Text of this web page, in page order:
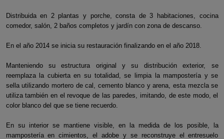
Distribuida en 2 plantas y porche, consta de 3 habitaciones, cocina
comedor, salón, 2 baños completos y jardín con zona de descanso.
En el año 2014 se inicia su restauración finalizando en el año 2018.
Manteniendo su estructura original y su distribución exterior, se
reemplaza la cubierta en su totalidad, se limpia la mampostería y se
sella utilizando mortero de cal, cemento blanco y arena, esta mezcla se
utiliza también en el revoque de las paredes, imitando, de este modo, el
color blanco del que se tiene recuerdo.
En su interior se mantiene visible, en la medida de los posible, la
mampostería en cimientos, el adobe y se reconstruye el entresuelo